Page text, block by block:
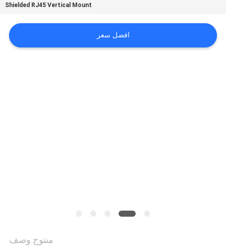
خريطة
الموقع
Shielded RJ45 Vertical Mount
افضل سعر
منتوج وصف